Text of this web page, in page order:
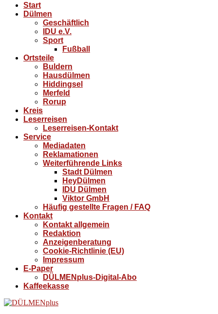
Start
Dülmen
Geschäftlich
IDU e.V.
Sport
Fußball
Ortsteile
Buldern
Hausdülmen
Hiddingsel
Merfeld
Rorup
Kreis
Leserreisen
Leserreisen-Kontakt
Service
Mediadaten
Reklamationen
Weiterführende Links
Stadt Dülmen
HeyDülmen
IDU Dülmen
Viktor GmbH
Häufig gestellte Fragen / FAQ
Kontakt
Kontakt allgemein
Redaktion
Anzeigenberatung
Cookie-Richtlinie (EU)
Impressum
E-Paper
DÜLMENplus-Digital-Abo
Kaffeekasse